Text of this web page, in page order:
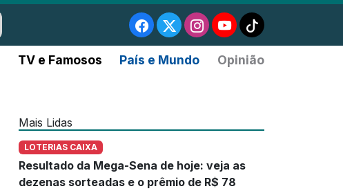
TV e Famosos País e Mundo Opinião
Mais Lidas
LOTERIAS CAIXA
Resultado da Mega-Sena de hoje: veja as
dezenas sorteadas e o prêmio de R$ 78